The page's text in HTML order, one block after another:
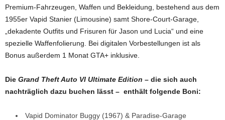
Premium-Fahrzeugen, Waffen und Bekleidung, bestehend aus dem
1955er Vapid Stanier (Limousine) samt Shore-Court-Garage,
„dekadente Outfits und Frisuren für Jason und Lucia“ und eine
spezielle Waffenfolierung. Bei digitalen Vorbestellungen ist als
Bonus außerdem 1 Monat GTA+ inklusive.
Die Grand Theft Auto VI Ultimate Edition – die sich auch
nachträglich dazu buchen lässt – enthält folgende Boni:
Vapid Dominator Buggy (1967) & Paradise-Garage